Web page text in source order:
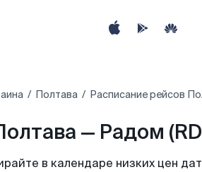
Полтава Расписание рейсов
— Радом
в календаре низких цен